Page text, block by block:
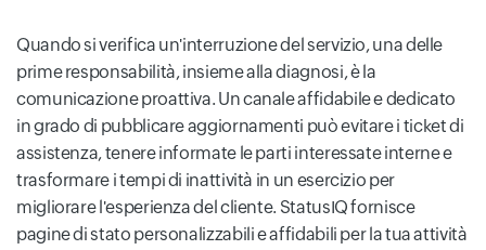
Quando si verifica un'interruzione del servizio, una delle
prime responsabilità, insieme alla diagnosi, è la
comunicazione proattiva. Un canale affidabile e dedicato
in grado di pubblicare aggiornamenti può evitare i ticket di
assistenza, tenere informate le parti interessate interne e
trasformare i tempi di inattività in un esercizio per
migliorare l'esperienza del cliente. StatusIQ fornisce
pagine di stato personalizzabili e affidabili per la tua attività